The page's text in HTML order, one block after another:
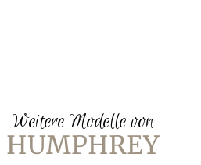
Weitere Modelle von
HUMPHREY